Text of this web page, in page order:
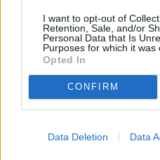
I want to opt-out of
Retention, Sale, and/or
Personal Data that Is
Purposes for which it was
Opted In
CONFIRM
Data Deletion Data
αεροσκαφών Jet-A